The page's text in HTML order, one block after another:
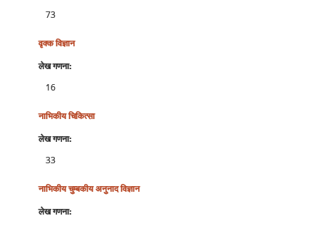
73
वृक्‍क विज्ञान
लेख गणना:
16
नाभिकीय चिकित्‍सा
लेख गणना:
33
नाभिकीय चुम्‍बकीय अनुनाद विज्ञान
लेख गणना: